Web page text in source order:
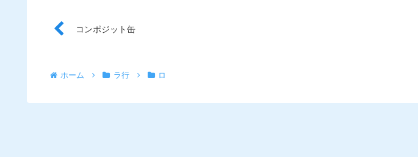
コンポジット缶
ホーム ラ行 ロ